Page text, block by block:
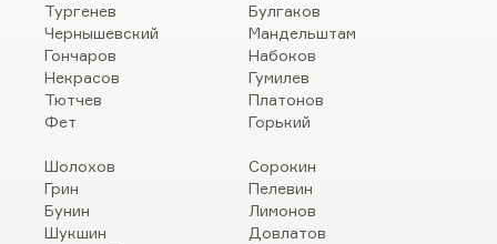
Тургенев
Чернышевский
Гончаров
Некрасов
Тютчев
Фет
Булгаков
Мандельштам
Набоков
Гумилев
Платонов
Горький
Шолохов
Грин
Бунин
Шукшин
Сорокин
Пелевин
Лимонов
Довлатов